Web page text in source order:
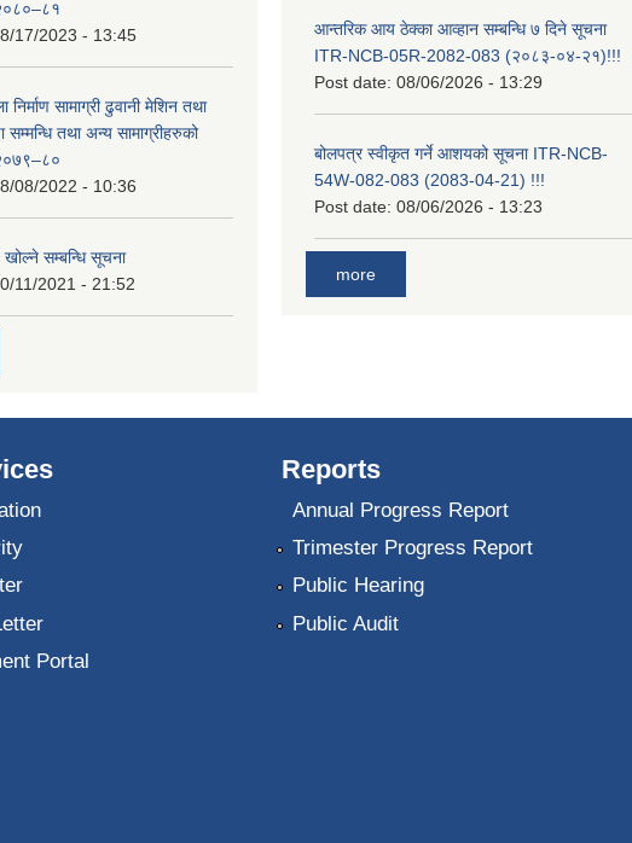
17/2023 - 13:45
निर्माण सामाग्री ढुवानी मेशिन तथा
तथा अन्य सामाग्रीहरुको
08/2022 - 10:36
सम्बन्धि सूचना
11/2021 - 21:52
आन्तरिक आय ठेक्का आव्हान सम्बन्धि ७ दिने सूचना
ITR-NCB-05R-2082-083 (२०८३-०४-२१)!!!
Post date: 08/06/2026 - 13:29
बोलपत्र स्वीकृत गर्ने आशयको सूचना ITR-NCB-
54W-082-083 (2083-04-21) !!!
Post date: 08/06/2026 - 13:23
more
Portal
Reports
Annual Progress Report
Trimester Progress Report
Public Hearing
Public Audit